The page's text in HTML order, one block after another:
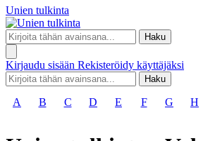
Unien tulkinta
Haku
Kirjaudu sisään Rekisteröidy käyttäjäksi
Haku
A B C D E F G H